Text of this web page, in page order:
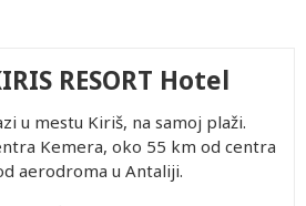
RESORT Hotel
u mestu Kiriš, na samoj plaži.
Kemera, oko 55 km od centra
aerodroma u Antaliji.